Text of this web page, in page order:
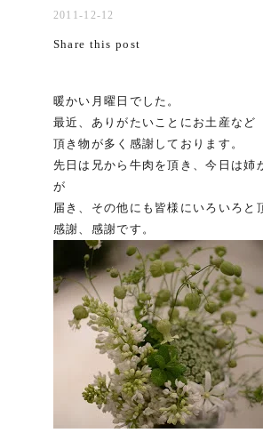
2011-12-12
Share this post
暖かい月曜日でした。
最近、ありがたいことにお土産など
頂き物が多く感謝しております。
先日は兄から牛肉を頂き、今日は姉
が
届き、その他にも皆様にいろいろと
感謝、感謝です。